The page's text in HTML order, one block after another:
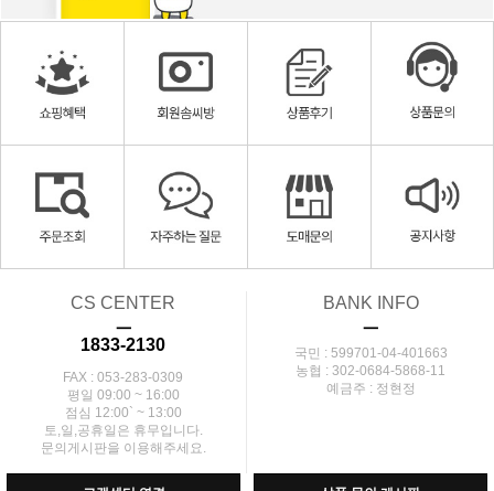
CS CENTER
ㅡ
1833-2130
FAX : 053-283-0309
평일 09:00 ~ 16:00
점심 12:00` ~ 13:00
토,일,공휴일은 휴무입니다.
문의게시판을 이용해주세요.
BANK INFO
ㅡ
국민 : 599701-04-401663
농협 : 302-0684-5868-11
예금주 : 정현정